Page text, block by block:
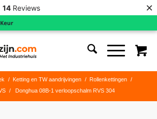
14 Reviews ×
/ Ketting en TW aandrijvingen / Rollenkettingen
/
/ Donghua 08B-1 verloopschalm RVS 304